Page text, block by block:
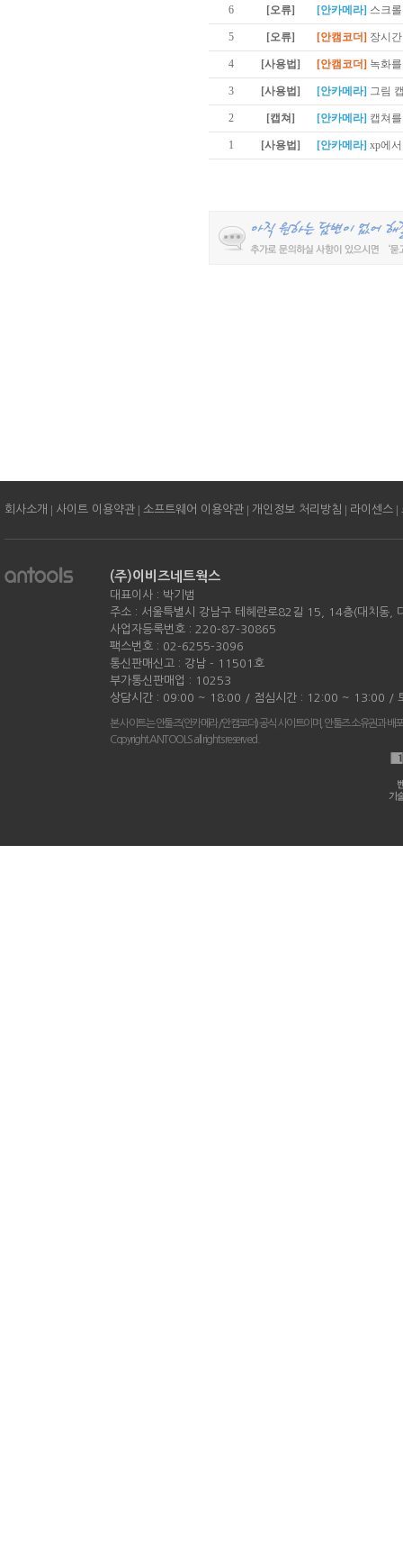
6 [오류] [안카메라] 스크
5 [오류] [안캠코더] 장시
4 [사용법] [안캠코더] 녹화
3 [사용법] [안카메라] 그림
2 [캡쳐] [안카메라] 캡쳐
1 [사용법] [안카메라] xp에
회사소개 | 사이트 이용약관 | 소프트웨어 이용약관 | 개인정보 처리방침 | 라이센스 |
(주)이비즈네트웍스
대표이사 : 박기범
주소 : 서울특별시 강남구 테헤란로82길 15, 14층(대치동,
사업자등록번호 : 220-87-30865
팩스번호 : 02-6255-3096
통신판매신고 : 강남 - 11501호
부가통신판매업 : 10253
상담시간 : 09:00 ~ 18:00 / 점심시간 : 12:00 ~ 13:00 /
본 사이트는 안툴즈(안카메라/안캠코더) 공식 사이트이며, 안툴즈 소유권과 배
Copyright ANTOOLS all rights reserved.